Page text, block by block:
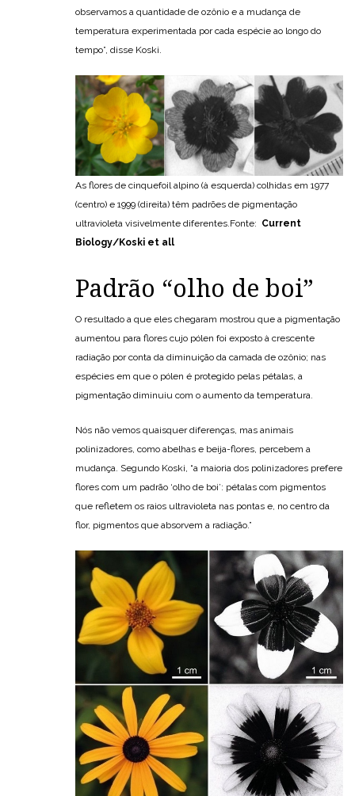
observamos a quantidade de ozônio e a mudança de
temperatura experimentada por cada espécie ao longo do
tempo”, disse Koski.
As flores de cinquefoil alpino (à esquerda) colhidas em 1977
(centro) e 1999 (direita) têm padrões de pigmentação
ultravioleta visivelmente diferentes.Fonte: Current
Biology/Koski et all
Padrão “olho de boi”
O resultado a que eles chegaram mostrou que a pigmentação
aumentou para flores cujo pólen foi exposto à crescente
radiação por conta da diminuição da camada de ozônio; nas
espécies em que o pólen é protegido pelas pétalas, a
pigmentação diminuiu com o aumento da temperatura.
Nós não vemos quaisquer diferenças, mas animais
polinizadores, como abelhas e beija-flores, percebem a
mudança. Segundo Koski, “a maioria dos polinizadores prefere
flores com um padrão ‘olho de boi’: pétalas com pigmentos
que refletem os raios ultravioleta nas pontas e, no centro da
flor, pigmentos que absorvem a radiação.”